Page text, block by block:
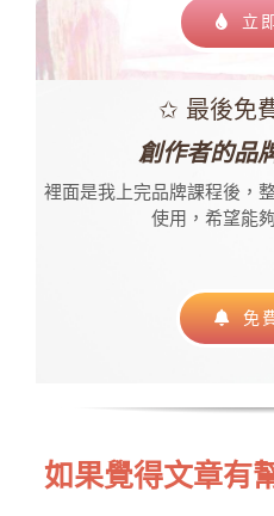
立
✩ 最後免
創作者的品
裡面是我上完品牌課程後，
使用，希望能
免
如果覺得文章有